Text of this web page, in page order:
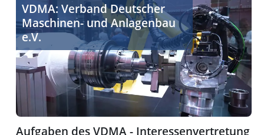
VDMA: Verband Deutscher
Maschinen- und Anlagenbau
e.V.
Aufgaben des VDMA - Interessenvertretung